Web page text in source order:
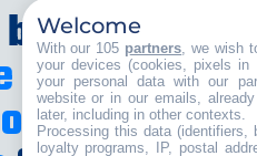
vie de
16 à 24
Welcome
With our 105 partners , we wish
your devices (cookies, pixels
your personal data with our
website or in our emails,
later, including in other contexts.
Processing this data (identifiers,
loyalty programs, IP, postal